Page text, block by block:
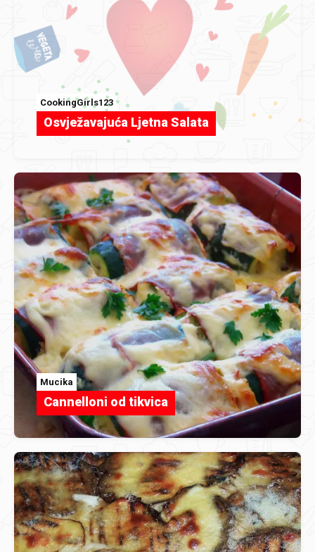
CookingGirls123
Osvježavajuća Ljetna Salata
Mucika
Cannelloni od tikvica